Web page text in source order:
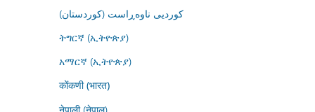
کوردیی ناوەڕاست (کوردستان)
ትግርኛ (ኢትዮጵያ)
አማርኛ (ኢትዮጵያ)
कोंकणी (भारत)
नेपाली (नेपाल)